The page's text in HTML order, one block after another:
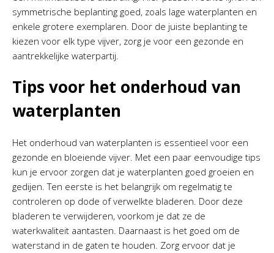
symmetrische beplanting goed, zoals lage waterplanten en
enkele grotere exemplaren. Door de juiste beplanting te
kiezen voor elk type vijver, zorg je voor een gezonde en
aantrekkelijke waterpartij.
Tips voor het onderhoud van
waterplanten
Het onderhoud van waterplanten is essentieel voor een
gezonde en bloeiende vijver. Met een paar eenvoudige tips
kun je ervoor zorgen dat je waterplanten goed groeien en
gedijen. Ten eerste is het belangrijk om regelmatig te
controleren op dode of verwelkte bladeren. Door deze
bladeren te verwijderen, voorkom je dat ze de
waterkwaliteit aantasten. Daarnaast is het goed om de
waterstand in de gaten te houden. Zorg ervoor dat je